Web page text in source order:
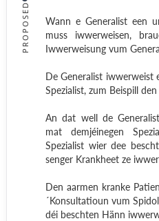
PROPOSED
Wann e Generalist een
muss iwwerweisen,
Iwwerweisung vum
De Generalist iwwerweist
Spezialist, zum Beispill
An dat well de
mat demjéinegen
Spezialist wier dee
senger Krankheet ze
Den aarmen kranke
´Konsultatioun vum
déi beschten Hänn